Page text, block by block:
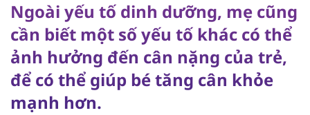
Ngoài yếu tố dinh dưỡng, mẹ cũng
cần biết một số yếu tố khác có thể
ảnh hưởng đến cân nặng của trẻ,
để có thể giúp bé tăng cân khỏe
mạnh hơn.